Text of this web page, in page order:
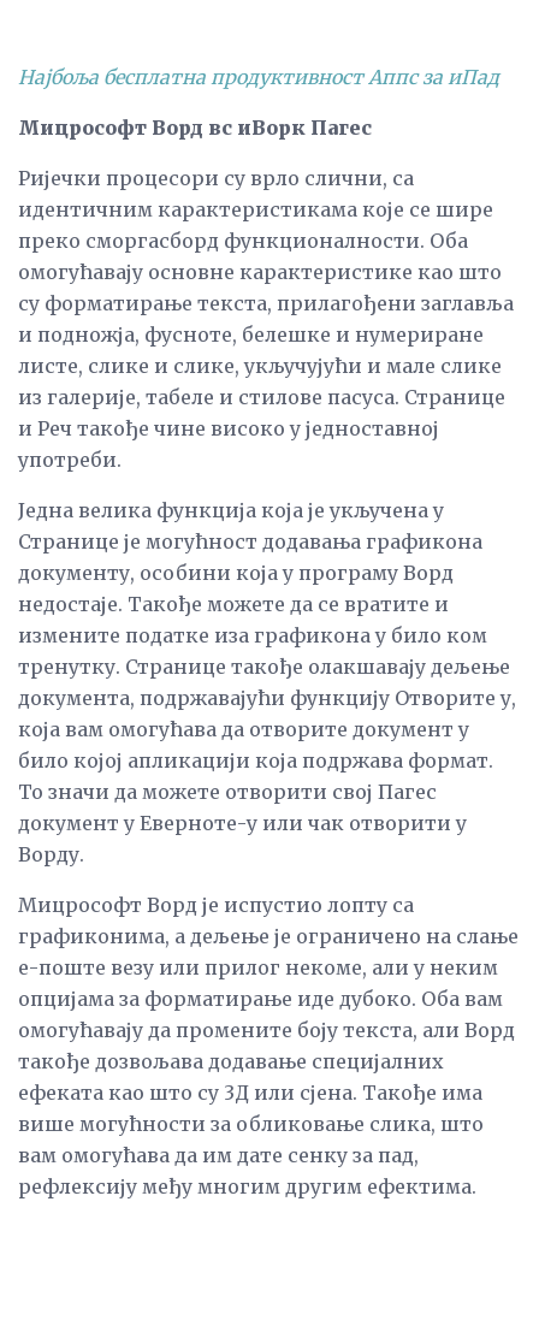
Најбоља бесплатна продуктивност Аппс за иПад
Мицрософт Ворд вс иВорк Пагес
Ријечки процесори су врло слични, са
идентичним карактеристикама које се шире
преко сморгасборд функционалности. Оба
омогућавају основне карактеристике као што
су форматирање текста, прилагођени заглавља
и подножја, фусноте, белешке и нумериране
листе, слике и слике, укључујући и мале слике
из галерије, табеле и стилове пасуса. Странице
и Реч такође чине високо у једноставној
употреби.
Једна велика функција која је укључена у
Странице је могућност додавања графикона
документу, особини која у програму Ворд
недостаје. Такође можете да се вратите и
измените податке иза графикона у било ком
тренутку. Странице такође олакшавају дељење
документа, подржавајући функцију Отворите у,
која вам омогућава да отворите документ у
било којој апликацији која подржава формат.
То значи да можете отворити свој Пагес
документ у Еверноте-у или чак отворити у
Ворду.
Мицрософт Ворд је испустио лопту са
графиконима, а дељење је ограничено на слање
е-поште везу или прилог некоме, али у неким
опцијама за форматирање иде дубоко. Оба вам
омогућавају да промените боју текста, али Ворд
такође дозвољава додавање специјалних
ефеката као што су 3Д или сјена. Такође има
више могућности за обликовање слика, што
вам омогућава да им дате сенку за пад,
рефлексију међу многим другим ефектима.